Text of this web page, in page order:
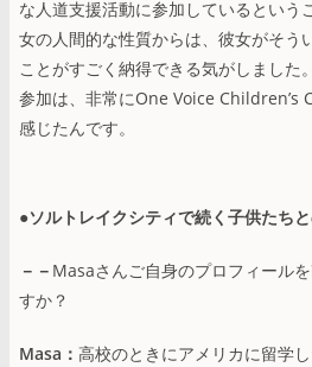
な人道支援活動に参加しているという
女の人間的な性質からは、彼女がそう
ことがすごく納得できる気がしました
参加は、非常にOne Voice Childrenʼs
感じたんです。
●ソルトレイクシティで続く子供たち
－－ Masaさんご自身のプロフィール
すか？
Masa： 高校のときにアメリカに留学